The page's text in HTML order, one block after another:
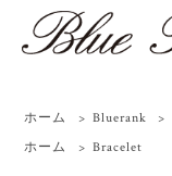
ホーム > Bluerank >
ホーム
> Bracelet